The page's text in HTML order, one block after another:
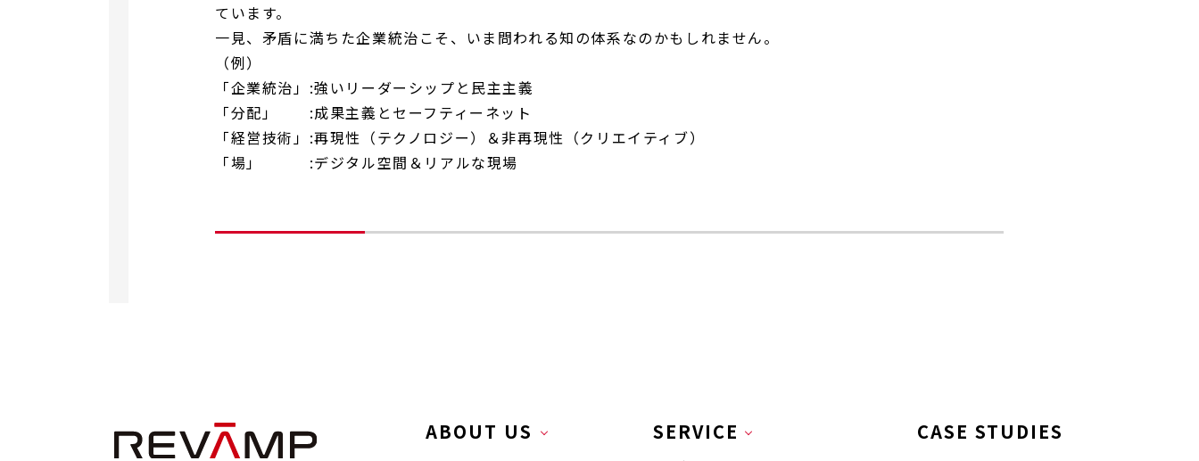
ています。
一見、矛盾に満ちた企業統治こそ、いま問われる知の体系なのかもしれません。
（例）
「企業統治」:強いリーダーシップと民主主義
「分配」 :成果主義とセーフティーネット
「経営技術」:再現性（テクノロジー）＆非再現性（クリエイティブ）
「場」 :デジタル空間＆リアルな現場
ABOUT US SERVICE
CASE STUDIES